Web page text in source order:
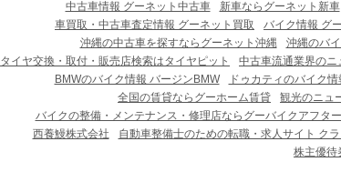
中古車情報 グーネット中古車 新車ならグーネット新車
車買取・中古車査定情報 グーネット買取
バイク情報 グ
沖縄の中古車を探すならグーネット沖縄
沖縄のバ
タイヤ交換・取付・販売店検索はタイヤピット
中古車流通業界のニ
BMWのバイク情報 バージンBMW
ドゥカティのバイク
全国の賃貸ならグーホーム賃貸
観光のニュ
バイクの整備・メンテナンス・修理店ならグーバイクアフター
西養鰻株式会社
自動車整備士のための転職・求人サイト ク
株主優待